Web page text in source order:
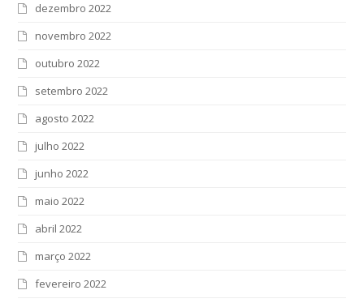
dezembro 2022
novembro 2022
outubro 2022
setembro 2022
agosto 2022
julho 2022
junho 2022
maio 2022
abril 2022
março 2022
fevereiro 2022